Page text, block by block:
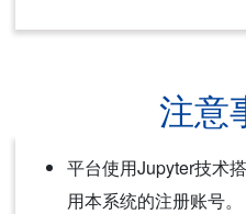
注意
平台使用Jupyter技术
用本系统的注册账号。